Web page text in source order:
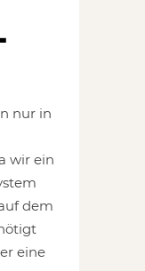
nur in
wir ein
dem
eine